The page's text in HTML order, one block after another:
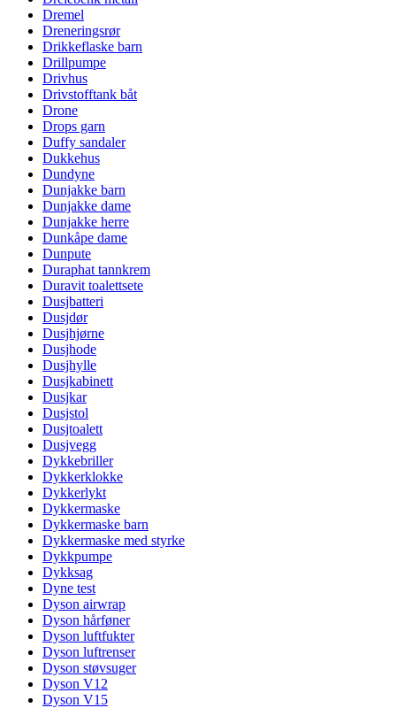
Dremel
Dreneringsrør
Drikkeflaske barn
Drillpumpe
Drivhus
Drivstofftank båt
Drone
Drops garn
Duffy sandaler
Dukkehus
Dundyne
Dunjakke barn
Dunjakke dame
Dunjakke herre
Dunkåpe dame
Dunpute
Duraphat tannkrem
Duravit toalettsete
Dusjbatteri
Dusjdør
Dusjhjørne
Dusjhode
Dusjhylle
Dusjkabinett
Dusjkar
Dusjstol
Dusjtoalett
Dusjvegg
Dykkebriller
Dykkerklokke
Dykkerlykt
Dykkermaske
Dykkermaske barn
Dykkermaske med styrke
Dykkpumpe
Dykksag
Dyne test
Dyson airwrap
Dyson hårføner
Dyson luftfukter
Dyson luftrenser
Dyson støvsuger
Dyson V12
Dyson V15